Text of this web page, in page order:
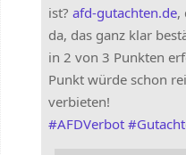
ist? afd-gutachten.de,
da, das ganz klar
in 2 von 3 Punkten
Punkt würde schon
verbieten!
#AFDVerbot #